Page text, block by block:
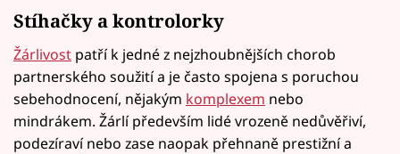
Stíhačky a kontrolorky
Žárlivost patří k jedné z nejzhoubnějších chorob
partnerského soužití a je často spojena s poruchou
sebehodnocení, nějakým komplexem nebo
mindrákem. Žárlí především lidé vrozeně nedůvěřiví,
podezíraví nebo zase naopak přehnaně prestižní a